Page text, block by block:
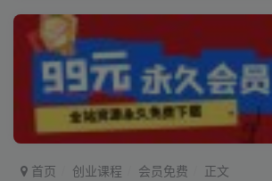
首页 创业课程 会员免费 正文